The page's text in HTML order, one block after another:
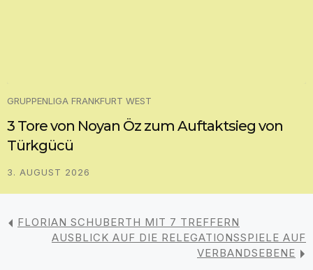
GRUPPENLIGA FRANKFURT WEST
3 Tore von Noyan Öz zum Auftaktsieg von
Türkgücü
3. AUGUST 2026
FLORIAN SCHUBERTH MIT 7 TREFFERN
AUSBLICK AUF DIE RELEGATIONSSPIELE AUF
VERBANDSEBENE